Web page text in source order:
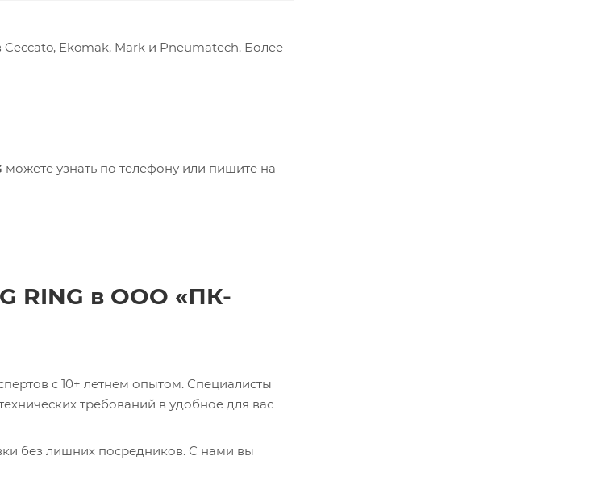
Ekomak, Mark и Pneumatech. Более
можете узнать по телефону или пишите на
RING в ООО «ПК-
с 10+ летнем опытом. Специалисты
требований в удобное для вас
без лишних посредников. С нами вы